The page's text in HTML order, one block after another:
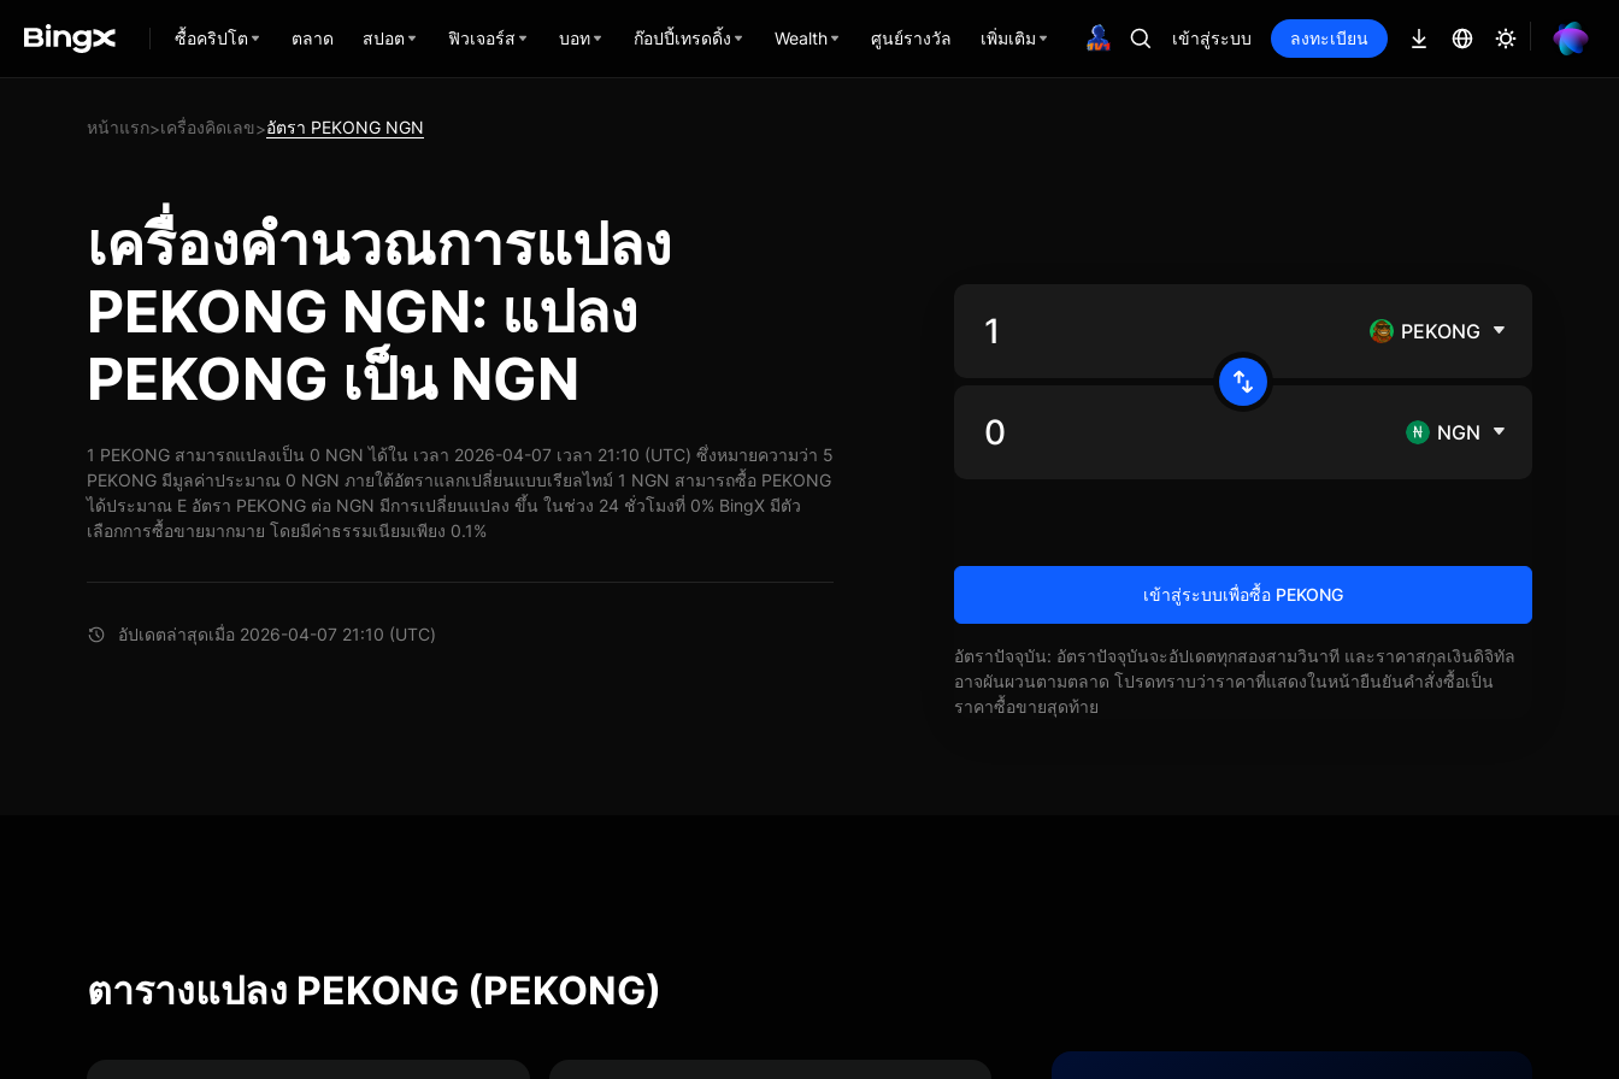
ซื้อคริปโต ตลาด สปอต ฟิวเจอร์ส บอท ก๊อปปี้เทรดดิ้ง Wealth ศูนย์รางวัล เพิ่มเติม เข้าสู่ระบบ ลงทะเบียน
หน้าแรก>เครื่องคิดเลข>อัตรา PEKONG NGN
เครื่องคำนวณการแปลง
PEKONG NGN: แปลง
PEKONG เป็น NGN
1 PEKONG สามารถแปลงเป็น 0 NGN ได้ใน เวลา 2026-04-07 เวลา 21:10 (UTC) ซึ่งหมายความว่า 5
PEKONG มีมูลค่าประมาณ 0 NGN ภายใต้อัตราแลกเปลี่ยนแบบเรียลไทม์ 1 NGN สามารถซื้อ PEKONG
ได้ประมาณ E อัตรา PEKONG ต่อ NGN มีการเปลี่ยนแปลง ขึ้น ในช่วง 24 ชั่วโมงที่ 0% BingX มีตัว
เลือกการซื้อขายมากมาย โดยมีค่าธรรมเนียมเพียง 0.1%
อัปเดตล่าสุดเมื่อ 2026-04-07 21:10 (UTC)
PEKONG
NGN
เข้าสู่ระบบเพื่อซื้อ PEKONG
อัตราปัจจุบัน: อัตราปัจจุบันจะอัปเดตทุกสองสามวินาที และราคาสกุลเงินดิจิทัล
อาจผันผวนตามตลาด โปรดทราบว่าราคาที่แสดงในหน้ายืนยันคำสั่งซื้อเป็น
ราคาซื้อขายสุดท้าย
ตารางแปลง PEKONG (PEKONG)